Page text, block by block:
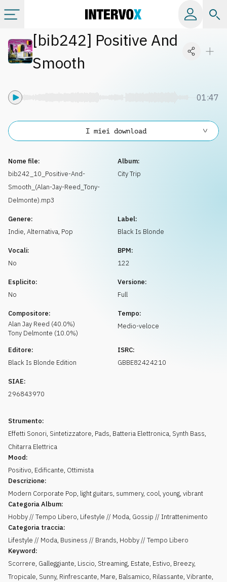
Categorie
Info
Richiedi musica
[bib242] Positive And
Smooth
01:47
Nome file:
bib242_10_Positive-And-
Smooth_(Alan-Jay-Reed_Tony-
Delmonte).mp3
Album:
City Trip
Genere:
Indie, Alternativa, Pop
Label:
Black Is Blonde
Vocali:
No
BPM:
122
Esplicito:
No
Versione:
Full
Compositore:
Alan Jay Reed (40.0%)
Tony Delmonte (10.0%)
Tempo:
Medio-veloce
Editore:
Black Is Blonde Edition
ISRC:
GBBE82424210
SIAE:
296843970
Strumento:
Effetti Sonori, Sintetizzatore, Pads, Batteria Elettronica, Synth Bass,
Chitarra Elettrica
Mood:
Positivo, Edificante, Ottimista
Descrizione:
Modern Corporate Pop, light guitars, summery, cool, young, vibrant
Categoria Album:
Hobby // Tempo Libero, Lifestyle // Moda, Gossip // Intrattenimento
Categoria traccia:
Lifestyle // Moda, Business // Brands, Hobby // Tempo Libero
Keyword:
Scorrere, Galleggiante, Liscio, Streaming, Estate, Estivo, Breezy,
Tropicale, Sunny, Rinfrescante, Mare, Balsamico, Rilassante, Vibrante,
I miei download